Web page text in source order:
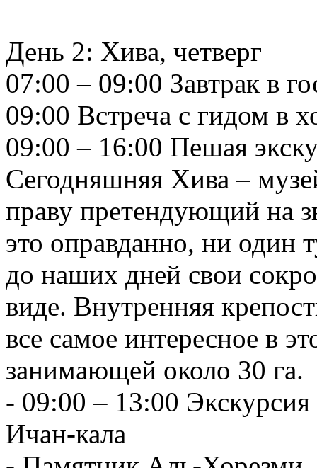
День 2: Хива, четверг
07:00 – 09:00 Завтрак в
09:00 Встреча с гидом в
09:00 – 16:00 Пешая
Сегодняшняя Хива –
праву претендующий на
это оправданно, ни один
до наших дней свои
виде. Внутренняя
все самое интересное в
занимающей около 30 га.
- 09:00 – 13:00
Ичан-кала